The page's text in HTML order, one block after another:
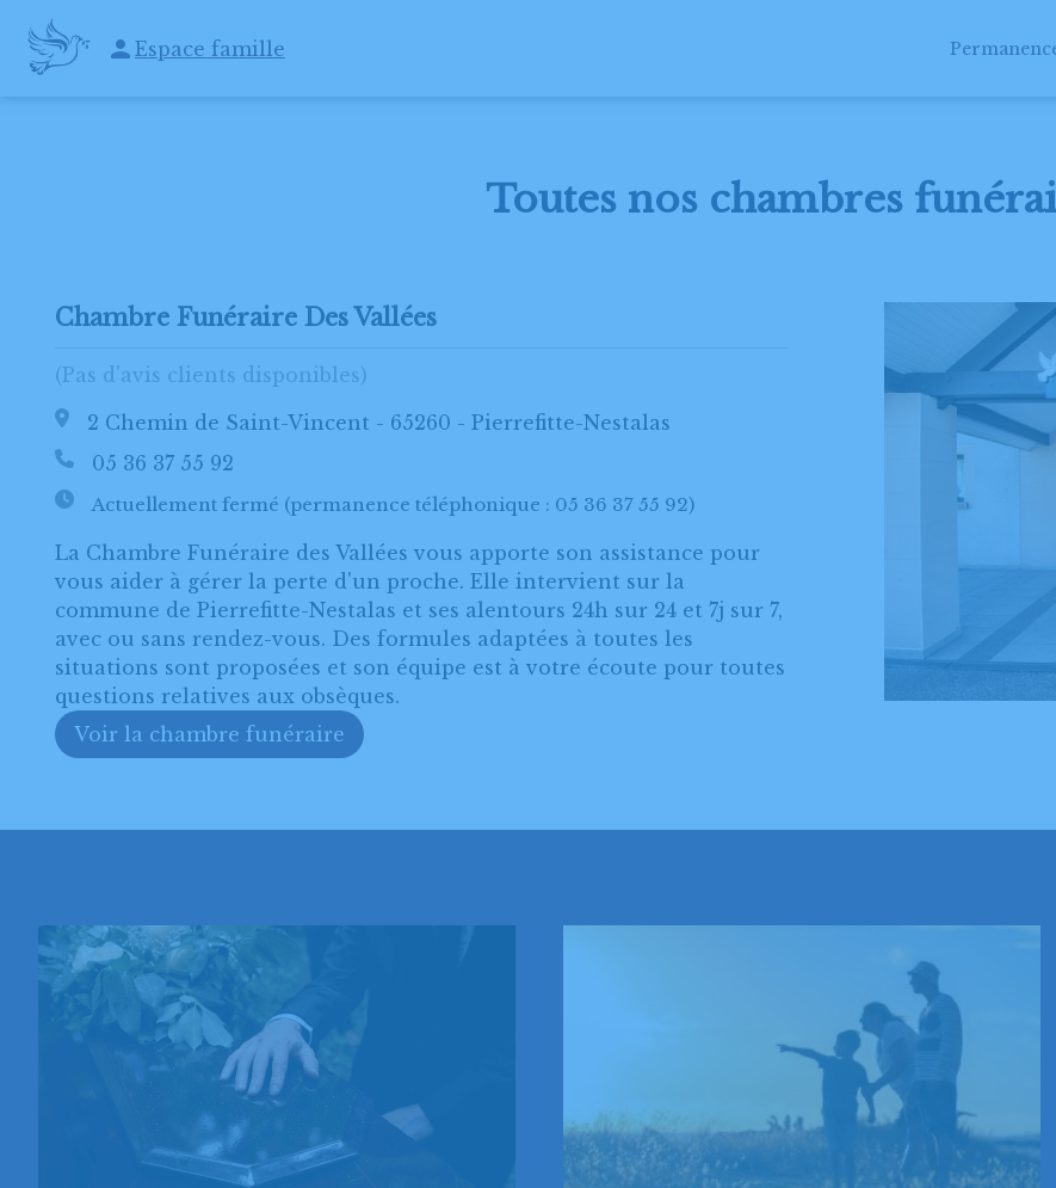
Espace famille
ACCUEIL NOS SERVICES ESPACES HOMMAGES EN CAS DE
Toutes nos chambres
Chambre Funéraire Des Vallées
(Pas d'avis clients disponibles)
2 Chemin de Saint-Vincent - 65260 - Pierrefitte-Nestalas
05 36 37 55 92
Actuellement fermé (permanence téléphonique : 05 36 37 55 92)
La Chambre Funéraire des Vallées vous apporte son assistance pour
vous aider à gérer la perte d'un proche. Elle intervient sur la
commune de Pierrefitte-Nestalas et ses alentours 24h sur 24 et 7j sur 7,
avec ou sans rendez-vous. Des formules adaptées à toutes les
situations sont proposées et son équipe est à votre écoute pour toutes
questions relatives aux obsèques.
Voir la chambre funéraire